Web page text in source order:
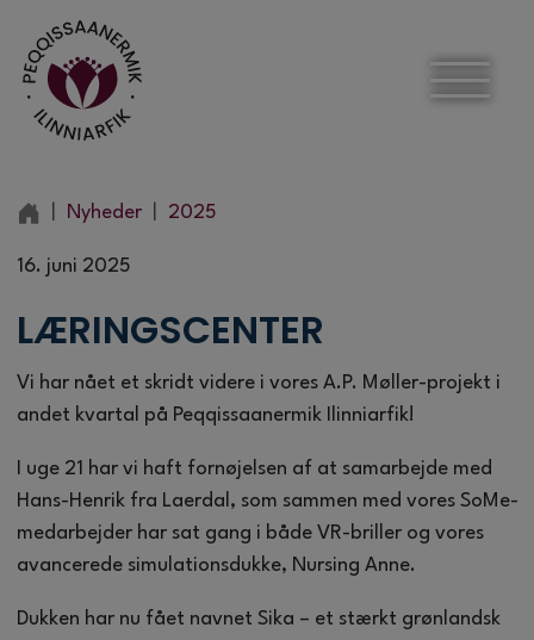
Nyheder 2025
16. juni 2025
LÆRINGSCENTER
Vi har nået et skridt videre i vores A.P. Møller-projekt i
andet kvartal på Peqqissaanermik Ilinniarfik!
I uge 21 har vi haft fornøjelsen af at samarbejde med
Hans-Henrik fra Laerdal, som sammen med vores SoMe-
medarbejder har sat gang i både VR-briller og vores
avancerede simulationsdukke, Nursing Anne.
Dukken har nu fået navnet Sika – et stærkt grønlandsk